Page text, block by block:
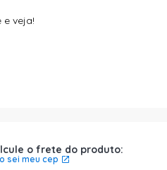
e veja!
o frete do produto:
sei meu cep